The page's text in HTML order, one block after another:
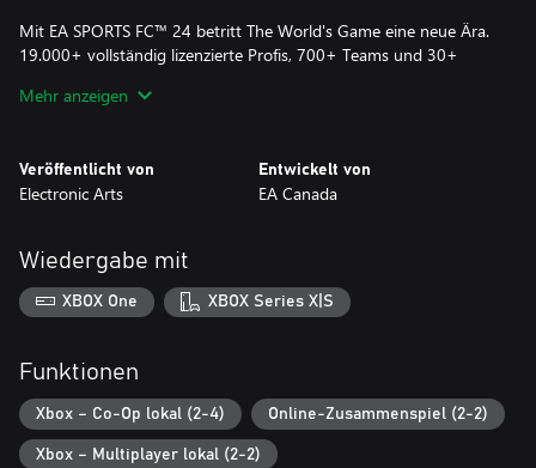
Mit EA SPORTS FC™ 24 betritt The World's Game eine neue Ära.
19.000+ vollständig lizenzierte Profis, 700+ Teams und 30+
heran: HyperMotionV**, durch Opta optimierte Spielstile und
eine grundlegend überarbeitete Frostbite™-Engine.
sorgt dafür, dass die Bewegungen im Spiel genau dem realen
Spielgeschehen entsprechen.
Das Spielstile-Feature dimensionalisiert Profis und interpretiert
Spezialfähigkeiten, die jeden einzelnen Profi noch realistischer und
Die grundlegend überarbeitete Frostbite™-Engine sorgt für
authentischen und detailreichen Fußball und macht jede Partie
mitreißender als je zuvor.
Mehr anzeigen
Veröffentlicht von
Electronic Arts
Entwickelt von
EA Canada
Wiedergabe mit
XBOX One XBOX Series X|S
Funktionen
Xbox – Co-Op lokal (2-4) Online-Zusammenspiel (2-2)
Xbox – Multiplayer lokal (2-2)